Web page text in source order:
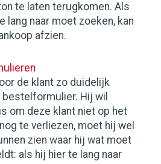
te laten terugkomen. Als
lang naar moet zoeken, kan
afzien.
de klant zo duidelijk
Hij wil
om deze klant niet op het
te verliezen, moet hij wel
zien waar hij wat moet
als hij hier te lang naar